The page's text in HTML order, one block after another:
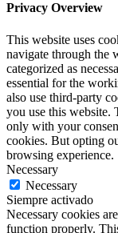
Privacy Overview
This website uses
navigate through the
categorized as
essential for the
also use third-party
you use this website.
only with your
cookies. But opting
browsing experience.
Necessary
Necessary
Siempre activado
Necessary cookies
function properly.